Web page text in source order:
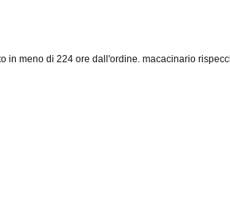
meno di 224 ore dall'ordine. macacinario